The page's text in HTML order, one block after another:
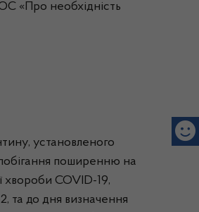
«Про необхідність
установленого
поширенню на
хвороби COVID-19,
та до дня визначення